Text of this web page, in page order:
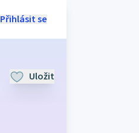
Přihlásit se
Uložit